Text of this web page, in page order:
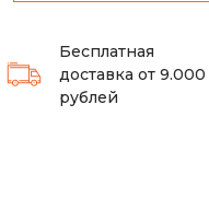
Бесплатная
доставка от 9.000
рублей